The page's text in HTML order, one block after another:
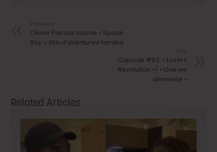
Olivier Pairoux tourne « Space
Boy », film d’aventures familial
Capsule #83: « Losers
Revolution »/ « Une vie
démente »
Related Articles